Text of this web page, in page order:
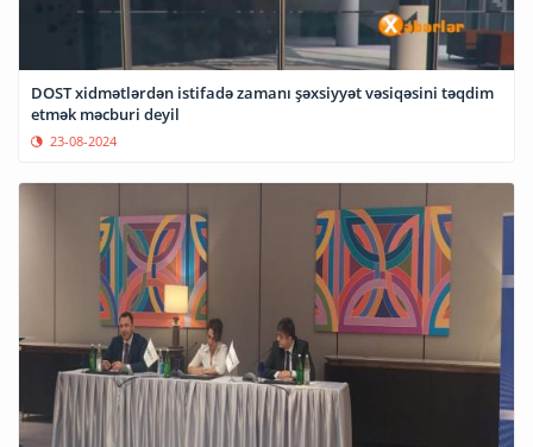
DOST xidmətlərdən istifadə zamanı şəxsiyyət vəsiqəsini təqdim
etmək məcburi deyil
23-08-2024